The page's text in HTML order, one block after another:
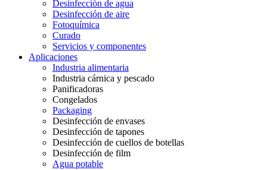
Desinfección de agua
Desinfección de aire
Fotoquímica
Curado
Servicios y componentes
Aplicaciones
Industria alimentaria
Industria cárnica y pescado
Panificadoras
Congelados
Packaging
Desinfección de envases
Desinfección de tapones
Desinfección de cuellos de botellas
Desinfección de film
Agua potable